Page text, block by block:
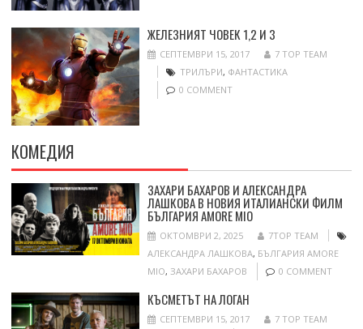
ЖЕЛЕЗНИЯТ ЧОВЕК 1,2 И 3
СЕПТЕМВРИ 15, 2017
7 TOP TEAM
ТРИЛЪРИ, ФАНТАСТИКА
0 COMMENT
КОМЕДИЯ
ЗАХАРИ БАХАРОВ И АЛЕКСАНДРА
ЛАШКОВА В НОВИЯ ИТАЛИАНСКИ ФИЛМ
БЪЛГАРИЯ AMORE MIO
ОКТОМВРИ 2, 2025
7TOP TEAM
АЛЕКСАНДРА ЛАШКОВА, БЪЛГАРИЯ AMORE
MIO, ЗАХАРИ БАХАРОВ 0 COMMENT
КЪСМЕТЪТ НА ЛОГАН
СЕПТЕМВРИ 15, 2017
7 TOP TEAM